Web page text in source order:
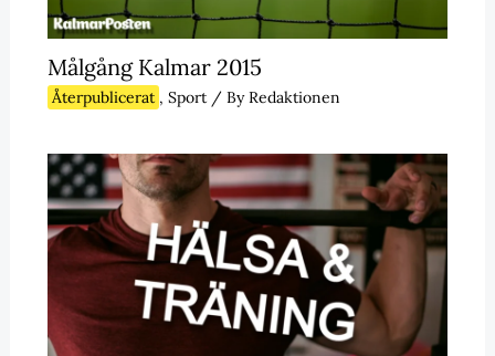
Målgång Kalmar 2015
Återpublicerat , Sport/ ByRedaktionen